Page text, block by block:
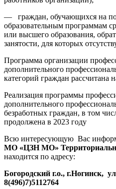
— граждан, обучающихся на
образовательным программам
или высшего образования,
занятости, для которых
Программа организации
дополнительного
категорий граждан рассчитана
Реализация программы
дополнительного
безработных граждан, в том
продолжена в 2023 году
Всю интересующую Вас
МО «ЦЗН МО»
находится по адресу:
Богородский г.о., г.Ногинск,
8(496)7)5112764